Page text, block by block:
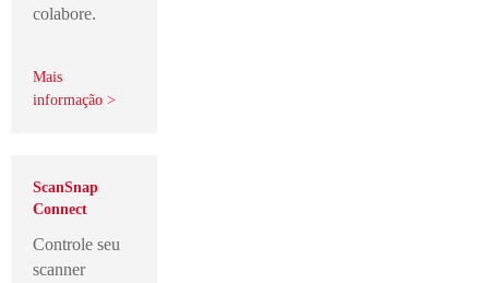
colabore.
Mais
informação >
ScanSnap
Connect
Controle seu
scanner